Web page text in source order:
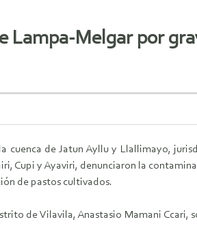
Lampa-Melgar por
de Jatun Ayllu y Llallimayo,
Cupi y Ayaviri, denunciaron la
de pastos cultivados.
de Vilavila, Anastasio Mamani Ccari,